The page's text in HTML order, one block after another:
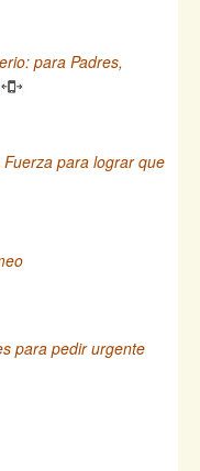
para Padres,
para lograr que
para pedir urgente